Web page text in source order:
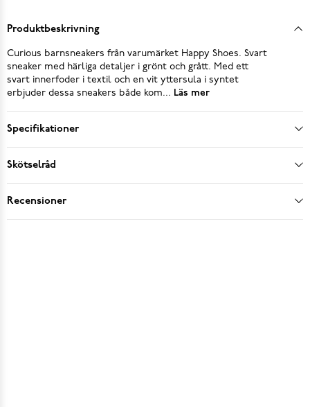
Produktbeskrivning
Curious barnsneakers från varumärket Happy Shoes. Svart
sneaker med härliga detaljer i grönt och grått. Med ett
svart innerfoder i textil och en vit yttersula i syntet
erbjuder dessa sneakers både kom... Läs mer
Specifikationer
Skötselråd
Recensioner